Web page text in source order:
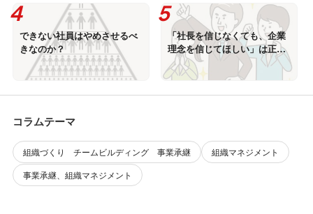
できない社員はやめさせるべ
きなのか？
「社長を信じなくても、企業
理念を信じてほしい」は正し
いか?!
コラムテーマ
組織づくり チームビルディング 事業承継
組織マネジメント
事業承継、組織マネジメント